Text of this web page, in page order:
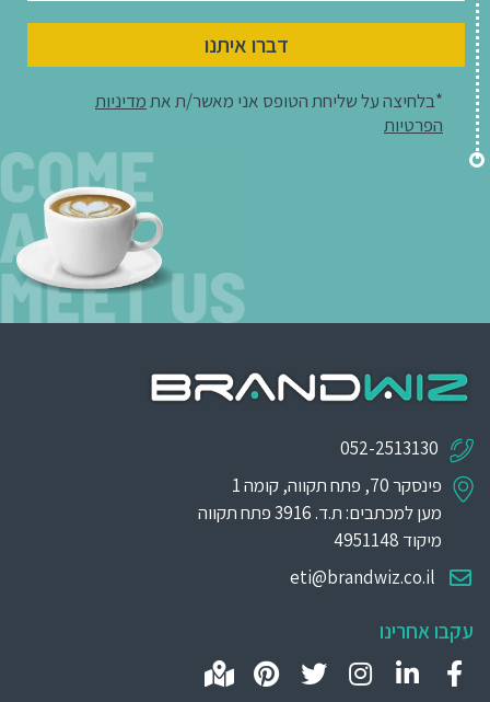
דברו איתנו
*בלחיצה על שליחת הטופס אני מאשר/ת אתמדיניות
הפרטיות
052-2513130
פינסקר 70, פתח תקווה, קומה 1
מען למכתבים: ת.ד. 3916 פתח תקווה
מיקוד 4951148
eti@brandwiz.co.il
עקבו אחרינו